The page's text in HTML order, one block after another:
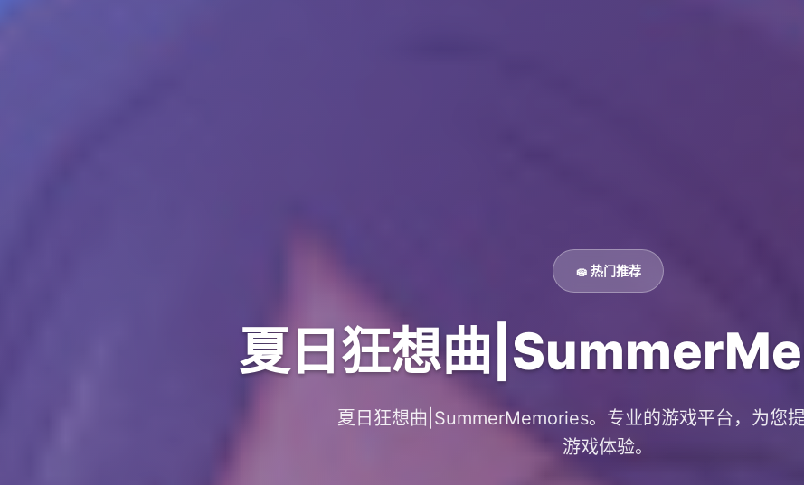
🧽 热门推荐
夏日狂想曲
夏日狂想曲|SummerMemories。专业的游戏平台，为您
游戏体验。